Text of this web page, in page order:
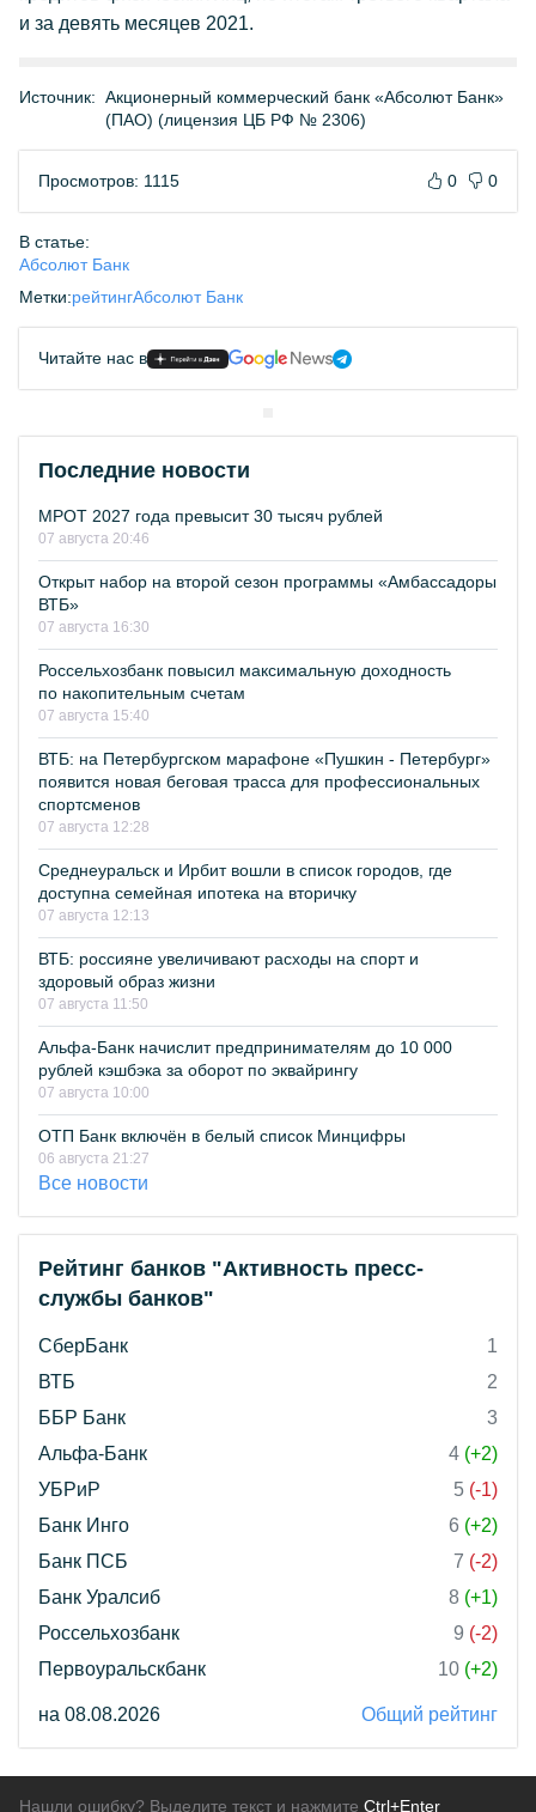
и за девять месяцев 2021.
Источник: Акционерный коммерческий банк «Абсолют Банк»
(ПАО) (лицензия ЦБ РФ № 2306)
Просмотров: 1115 0 0
В статье:
Абсолют Банк
Метки:рейтингАбсолют Банк
Читайте нас в
Последние новости
МРОТ 2027 года превысит 30 тысяч рублей
07 августа 20:46
Открыт набор на второй сезон программы «Амбассадоры
ВТБ»
07 августа 16:30
Россельхозбанк повысил максимальную доходность
по накопительным счетам
07 августа 15:40
ВТБ: на Петербургском марафоне «Пушкин - Петербург»
появится новая беговая трасса для профессиональных
спортсменов
07 августа 12:28
Среднеуральск и Ирбит вошли в список городов, где
доступна семейная ипотека на вторичку
07 августа 12:13
ВТБ: россияне увеличивают расходы на спорт и
здоровый образ жизни
07 августа 11:50
Альфа-Банк начислит предпринимателям до 10 000
рублей кэшбэка за оборот по эквайрингу
07 августа 10:00
ОТП Банк включён в белый список Минцифры
06 августа 21:27
Все новости
Рейтинг банков "Активность пресс-
службы банков"
СберБанк
1
ВТБ
2
ББР Банк
3
Альфа-Банк
4 (+2)
УБРиР
5 (-1)
Банк Инго
6 (+2)
Банк ПСБ
7 (-2)
Банк Уралсиб
8 (+1)
Россельхозбанк
9 (-2)
Первоуральскбанк
10 (+2)
на 08.08.2026 Общий рейтинг
Нашли ошибку? Выделите текст и нажмите Ctrl+Enter